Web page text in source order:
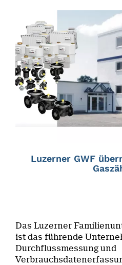
Luzerner GWF
Das Luzerner
ist das führende
Durchflussmessung und